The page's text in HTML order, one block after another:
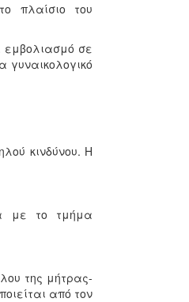
πλαίσιο του
εμβολιασμό σε
γυναικολογικό
κινδύνου. Η
με το τμήμα
της μήτρας-
από τον